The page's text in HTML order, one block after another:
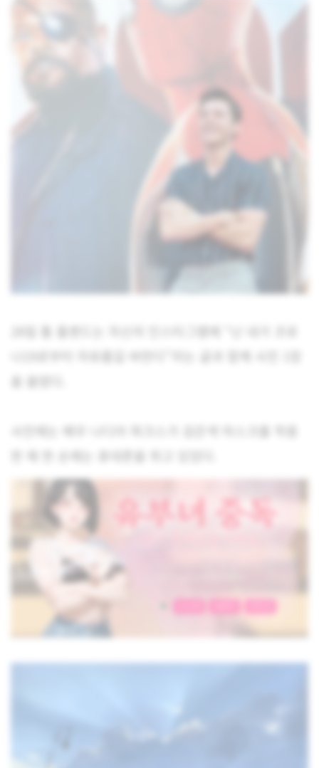
28일 톰 홀랜드는 자신의 인스타그램에 “난 네가 코로
나19로부터 자유롭길 바란다”라는 글과 함께 사진 1장
을 올렸다.
사진에는 배우 나디아 파크스가 검은색 마스크를 착용
한 채 한 손에는 휴대폰을 쥐고 있었다.